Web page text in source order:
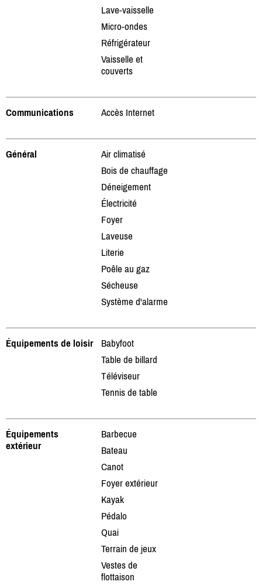
Lave-vaisselle
Micro-ondes
Réfrigérateur
Vaisselle et
couverts
Communications Accès Internet
Général
Air climatisé
Bois de chauffage
Déneigement
Électricité
Foyer
Laveuse
Literie
Poêle au gaz
Sécheuse
Système d'alarme
Équipements de loisir
Babyfoot
Table de billard
Téléviseur
Tennis de table
Équipements
extérieur
Barbecue
Bateau
Canot
Foyer extérieur
Kayak
Pédalo
Quai
Terrain de jeux
Vestes de
flottaison